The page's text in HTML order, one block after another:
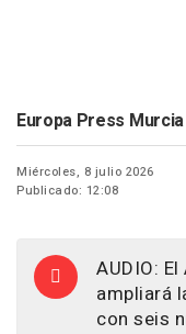
Europa Press Murcia
Miércoles, 8 julio 2026
Publicado: 12:08
AUDIO:
ampliará
con seis